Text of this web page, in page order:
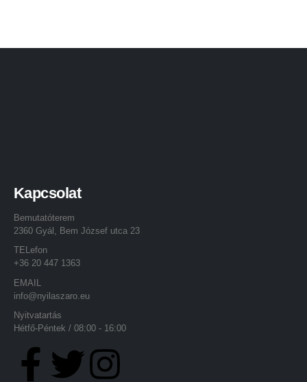
Kapcsolat
Bemutatóterem
2360 Gyál, Bem József utca 23
TELefon
+36 20 447 1363
EMAIL
info@nyilaszaro.eu
Nyitvatartás
Hétfő-Péntek / 08:00 - 16:00